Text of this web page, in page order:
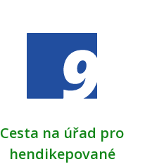
Cesta na úřad pro
hendikepované